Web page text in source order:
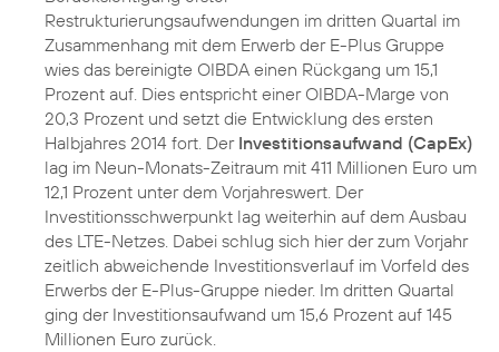
Restrukturierungsaufwendungen im dritten Quartal im
Zusammenhang mit dem Erwerb der E-Plus Gruppe
wies das bereinigte OIBDA einen Rückgang um 15,1
Prozent auf. Dies entspricht einer OIBDA-Marge von
20,3 Prozent und setzt die Entwicklung des ersten
Halbjahres 2014 fort. Der Investitionsaufwand (CapEx)
lag im Neun-Monats-Zeitraum mit 411 Millionen Euro um
12,1 Prozent unter dem Vorjahreswert. Der
Investitionsschwerpunkt lag weiterhin auf dem Ausbau
des LTE-Netzes. Dabei schlug sich hier der zum Vorjahr
zeitlich abweichende Investitionsverlauf im Vorfeld des
Erwerbs der E-Plus-Gruppe nieder. Im dritten Quartal
ging der Investitionsaufwand um 15,6 Prozent auf 145
Millionen Euro zurück.